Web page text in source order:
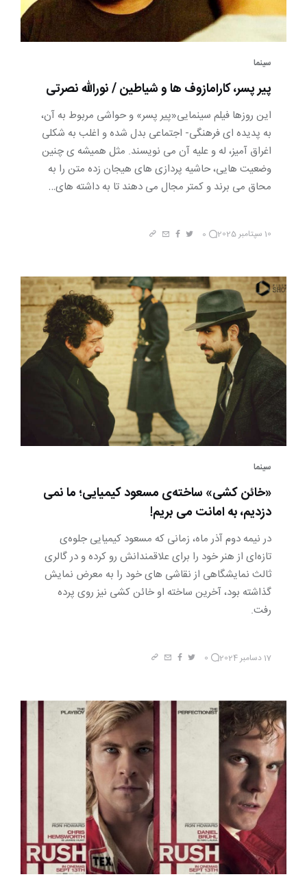
سینما
پیر پسر، کارامازوف ها و شیاطین / نورالله نصرتی
این روزها فیلم سینمایی«پیر پسر» و حواشی مربوط به آن،
به پدیده ای فرهنگی- اجتماعی بدل شده و اغلب به شکلی
اغراق آمیز، له و علیه آن می نویسند. مثل همیشه ی چنین
وضعیت هایی، حاشیه پردازی های هیجان زده متن را به
محاق می برند و کمتر مجال می دهند تا به داشته های…
10 سپتامبر 2025 0
سینما
«خائن کشی» ساخته‌ی مسعود کیمیایی؛ ما نمی
دزدیم، به امانت می بریم!
در نیمه دوم آذر ماه، زمانی که مسعود کیمیایی جلوه‌ی
تازه‌ای از هنر خود را برای علاقمندانش رو کرده و در گالری
ثالث نمایشگاهی از نقاشی های خود را به معرض نمایش
گذاشته بود، آخرین ساخته او خائن کشی نیز روی پرده
رفت.
17 دسامبر 2024 0